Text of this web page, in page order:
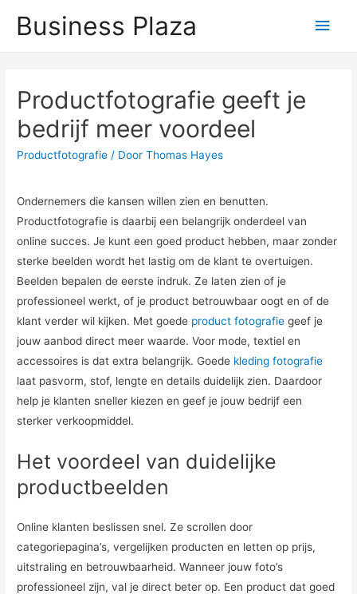
Business Plaza
Productfotografie geeft je
bedrijf meer voordeel
Productfotografie / DoorThomas Hayes
Ondernemers die kansen willen zien en benutten.
Productfotografie is daarbij een belangrijk onderdeel van
online succes. Je kunt een goed product hebben, maar zonder
sterke beelden wordt het lastig om de klant te overtuigen.
Beelden bepalen de eerste indruk. Ze laten zien of je
professioneel werkt, of je product betrouwbaar oogt en of de
klant verder wil kijken. Met goede product fotografie geef je
jouw aanbod direct meer waarde. Voor mode, textiel en
accessoires is dat extra belangrijk. Goede kleding fotografie
laat pasvorm, stof, lengte en details duidelijk zien. Daardoor
help je klanten sneller kiezen en geef je jouw bedrijf een
sterker verkoopmiddel.
Het voordeel van duidelijke
productbeelden
Online klanten beslissen snel. Ze scrollen door
categoriepagina’s, vergelijken producten en letten op prijs,
uitstraling en betrouwbaarheid. Wanneer jouw foto’s
professioneel zijn, val je direct beter op. Een product dat goed